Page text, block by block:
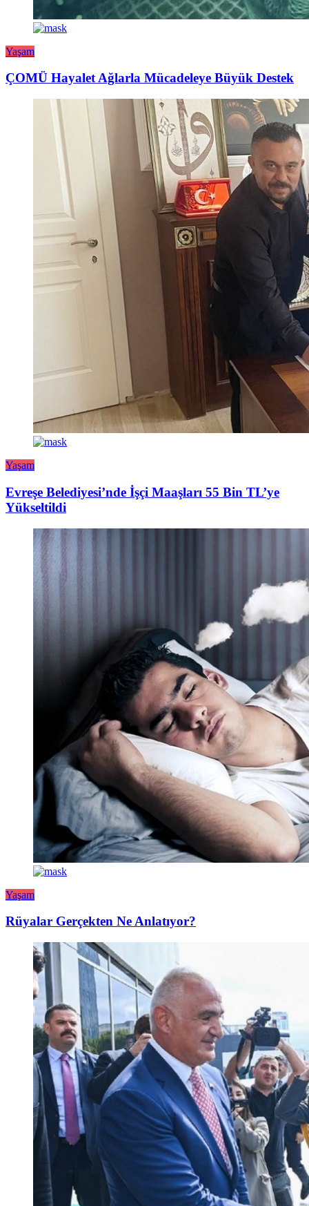
Yaşam
ÇOMÜ Hayalet Ağlarla Mücadeleye Büyük Destek
Yaşam
Evreşe Belediyesi’nde İşçi Maaşları 55 Bin TL’ye
Yükseltildi
Yaşam
Rüyalar Gerçekten Ne Anlatıyor?